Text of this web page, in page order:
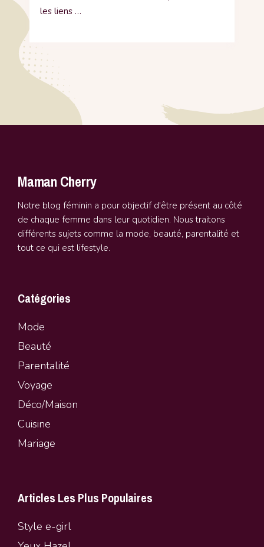
les liens …
Maman Cherry
Notre blog féminin a pour objectif d'être présent au côté
de chaque femme dans leur quotidien. Nous traitons
différents sujets comme la mode, beauté, parentalité et
tout ce qui est lifestyle.
Catégories
Mode
Beauté
Parentalité
Voyage
Déco/Maison
Cuisine
Mariage
Articles Les Plus Populaires
Style e-girl